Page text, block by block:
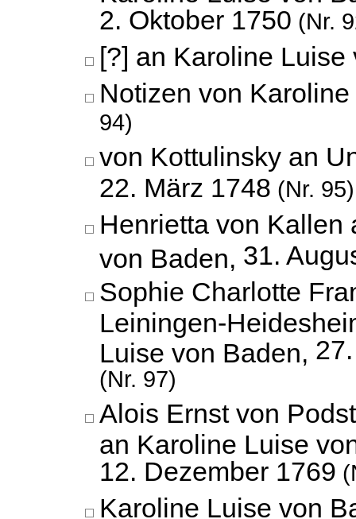
2. Oktober 1750 (Nr.
[?] an Karoline Luise
Notizen von
94)
von Kottulinsky an
22. März 1748 (Nr. 95)
Henrietta von Kallen
von Baden, 31.
Sophie Charlotte
Leiningen-
Luise von Baden,
(Nr. 97)
Alois Ernst von
an Karoline Luise
12. Dezember 1769
Karoline Luise von